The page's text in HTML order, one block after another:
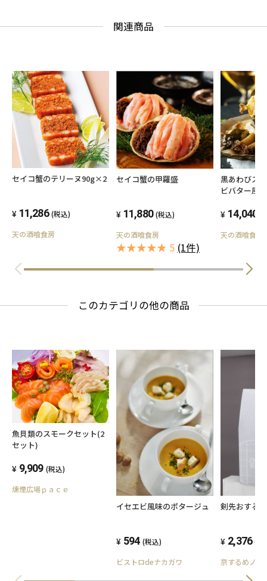
関連商品
セイコ蟹のテリーヌ90g×2
11,286 (税込)
天の酒喰食房
セイコ蟹の甲羅盛
11,880 (税込)
天の酒喰食房
★★★★★ 5 (1件)
黒あわびス
ビバター風)
14,040
天の酒喰食房
このカテゴリの他の商品
魚貝類のスモークセット(2
セット)
9,909 (税込)
燻煙広場ｐａｃｅ
イセエビ風味のポタージュ
594 (税込)
ビストロdeナカガワ
剣先おする
2,376 (税
京するめノ里